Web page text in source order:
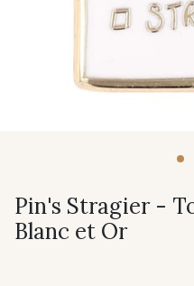
Pin's Stragier -
Blanc et Or